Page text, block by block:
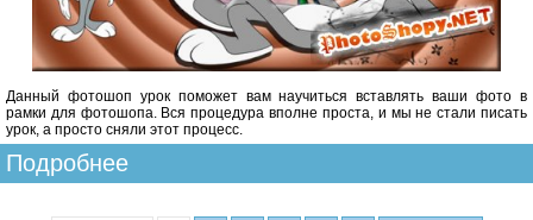
Данный фотошоп урок поможет вам научиться вставлять ваши фото в
рамки для фотошопа. Вся процедура вполне проста, и мы не стали писать
урок, а просто сняли этот процесс.
Подробнее